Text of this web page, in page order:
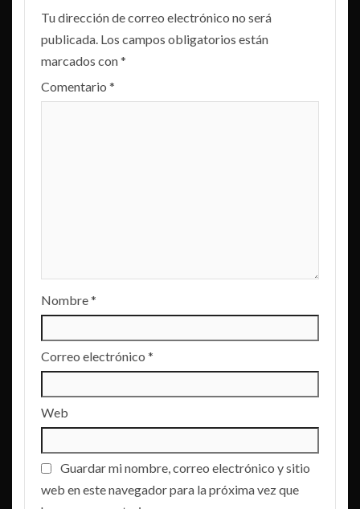
Tu dirección de correo electrónico no será
publicada. Los campos obligatorios están
marcados con*
Comentario *
Nombre*
Correo electrónico *
Web
Guardar mi nombre, correo electrónico y sitio
web en este navegador para la próxima vez que